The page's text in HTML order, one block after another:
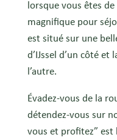
lorsque vous êtes
magnifique pour
est situé sur une
d’IJssel d’un côté et
l’autre.
Évadez-vous de la
détendez-vous sur
vous et profitez” est